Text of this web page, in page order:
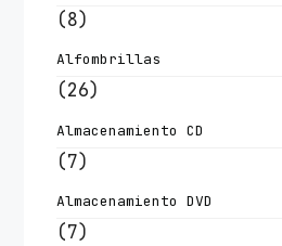
(8)
Alfombrillas
(26)
Almacenamiento CD
(7)
Almacenamiento DVD
(7)